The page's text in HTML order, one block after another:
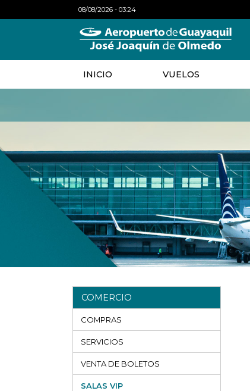
08/08/2026 - 03:24
INICIO VUELOS
COMERCIO
COMPRAS
SERVICIOS
VENTA DE BOLETOS
SALAS VIP